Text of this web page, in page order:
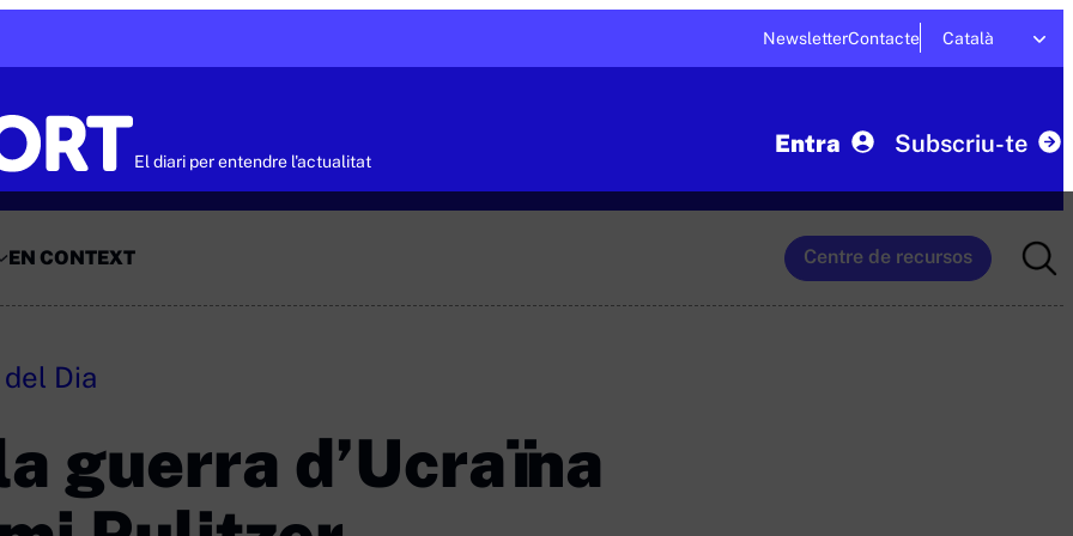
NewsletterContacte Català
El diari per entendre l'actualitat
Entra Subscriu-te
EN CONTEXT Centre de recursos
for:
Dia
guerra d’Ucraïna